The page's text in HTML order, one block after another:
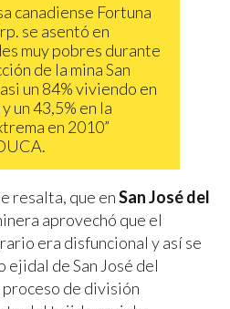
canadiense Fortuna
se asentó en
muy pobres durante
de la mina San
un 84% viviendo en
un 43,5% en la
en 2010”
resalta, que enSan José del
aprovechó que el
era disfuncional y así se
de San José del
de división